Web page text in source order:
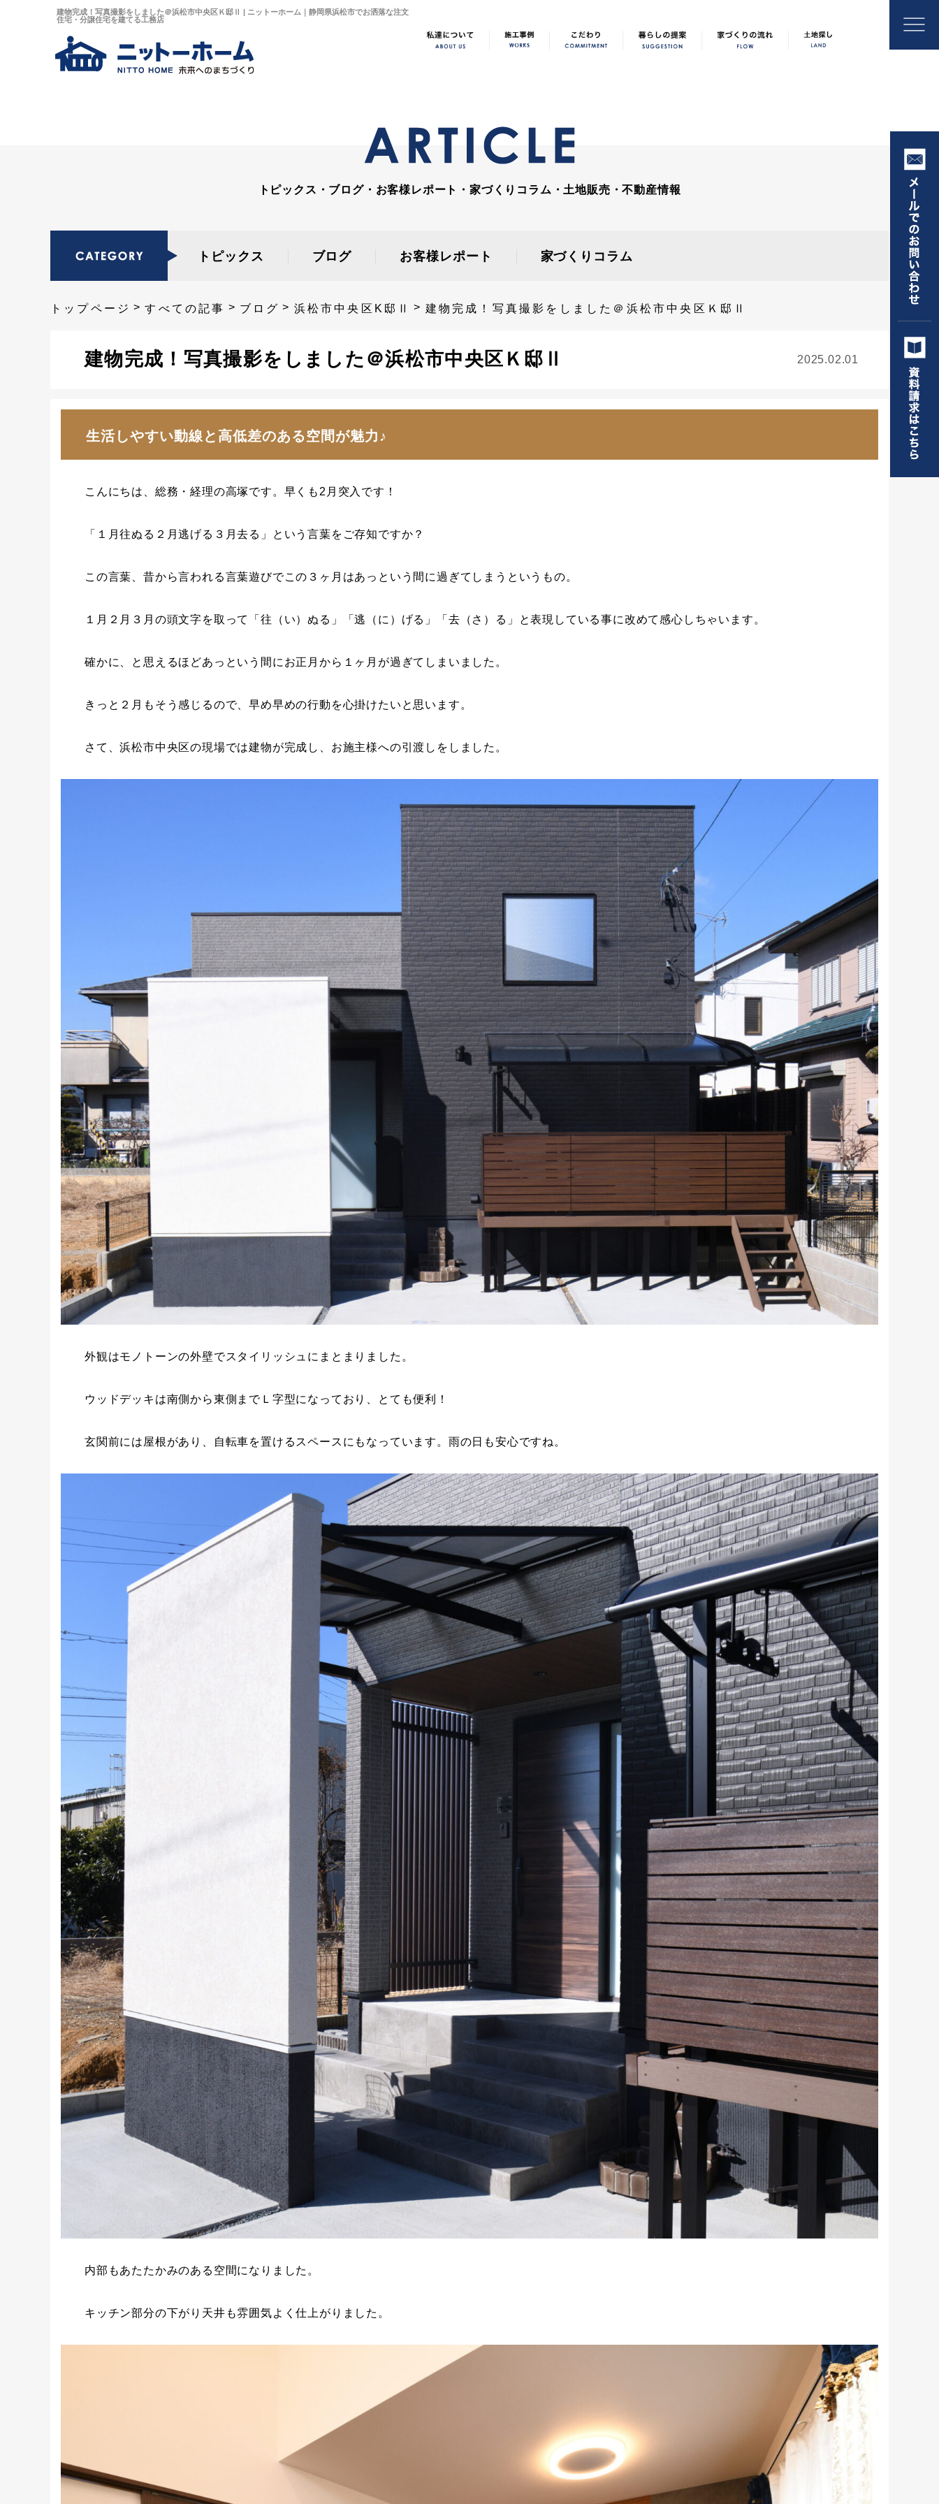
建物完成！写真撮影をしました＠浜松市中央区Ｋ邸Ⅱ | ニットーホーム｜静岡県浜松市でお洒落な注文
住宅・分譲住宅を建てる工務店
トピックス・ブログ・お客様レポート・家づくりコラム・土地販売・不動産情報
トピックス ブログ お客様レポート 家づくりコラム
トップページ すべての記事 ブログ 浜松市中央区K邸Ⅱ 建物完成！写真撮影をしました＠浜松市中央区Ｋ邸Ⅱ
建物完成！写真撮影をしました＠浜松市中央区Ｋ邸Ⅱ 2025.02.01
生活しやすい動線と高低差のある空間が魅力♪
こんにちは、総務・経理の高塚です。早くも2月突入です！
「１月往ぬる２月逃げる３月去る」という言葉をご存知ですか？
この言葉、昔から言われる言葉遊びでこの３ヶ月はあっという間に過ぎてしまうというもの。
１月２月３月の頭文字を取って「往（い）ぬる」「逃（に）げる」「去（さ）る」と表現している事に改めて感心しちゃいます。
確かに、と思えるほどあっという間にお正月から１ヶ月が過ぎてしまいました。
きっと２月もそう感じるので、早め早めの行動を心掛けたいと思います。
さて、浜松市中央区の現場では建物が完成し、お施主様への引渡しをしました。
外観はモノトーンの外壁でスタイリッシュにまとまりました。
ウッドデッキは南側から東側までＬ字型になっており、とても便利！
玄関前には屋根があり、自転車を置けるスペースにもなっています。雨の日も安心ですね。
内部もあたたかみのある空間になりました。
キッチン部分の下がり天井も雰囲気よく仕上がりました。